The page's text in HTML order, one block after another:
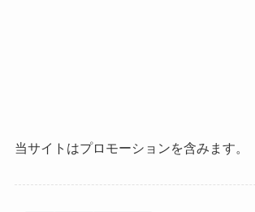
当サイトはプロモーションを含みます。